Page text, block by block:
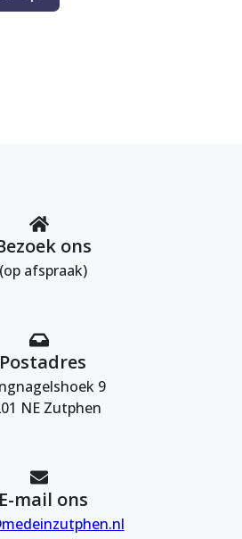
ons
(op afspraak)
Postadres
9
NE Zutphen
E-mail ons